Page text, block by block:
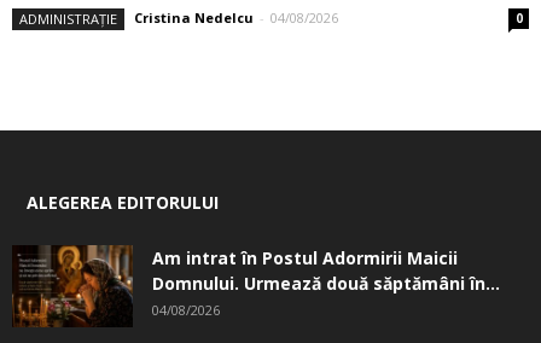
ADMINISTRAȚIE Cristina Nedelcu - 04/08/2026 0
ALEGEREA EDITORULUI
Am intrat în Postul Adormirii Maicii
Domnului. Urmează două săptămâni în...
04/08/2026